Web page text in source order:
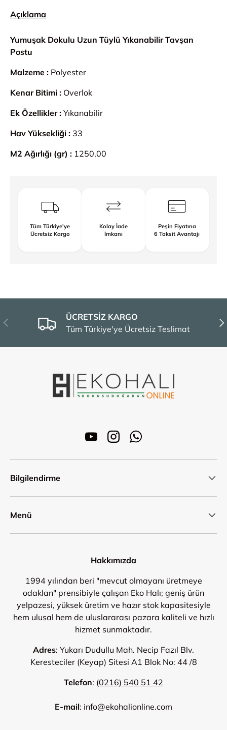
Açıklama
Yumuşak Dokulu Uzun Tüylü Yıkanabilir Tavşan
Postu
Malzeme : Polyester
Kenar Bitimi : Overlok
Ek Özellikler : Yıkanabilir
Hav Yüksekliği : 33
M2 Ağırlığı (gr) : 1250,00
Tüm Türkiye'ye
Ücretsiz Kargo
Kolay İade
İmkanı
Peşin Fiyatına
6 Taksit Avantajı
Önceki
ÜCRETSİZ KARGO
Tüm Türkiye'ye Ücretsiz Teslimat
YouTubeInstagramWhatsApp
Bilgilendirme
Menü
Hakkımızda
1994 yılından beri "mevcut olmayanı üretmeye
odaklan" prensibiyle çalışan Eko Halı; geniş ürün
yelpazesi, yüksek üretim ve hazır stok kapasitesiyle
hem ulusal hem de uluslararası pazara kaliteli ve hızlı
hizmet sunmaktadır.
Adres: Yukarı Dudullu Mah. Necip Fazıl Blv.
Keresteciler (Keyap) Sitesi A1 Blok No: 44 /8
Telefon: (0216) 540 51 42
E-mail: info@ekohalionline.com